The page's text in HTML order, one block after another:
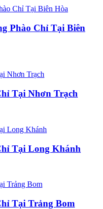
Phào Chỉ Tại Biên
Tại Nhơn Trạch
Tại Long Khánh
Tại Trảng Bom